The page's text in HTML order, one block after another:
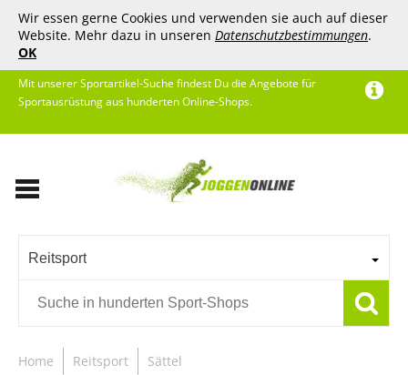
Wir essen gerne Cookies und verwenden sie auch auf dieser
Website. Mehr dazu in unseren Datenschutzbestimmungen.
OK
Mit unserer Sportartikel-Suche findest Du die Angebote für
Sportausrüstung aus hunderten Online-Shops.
Reitsport
Home Reitsport Sättel